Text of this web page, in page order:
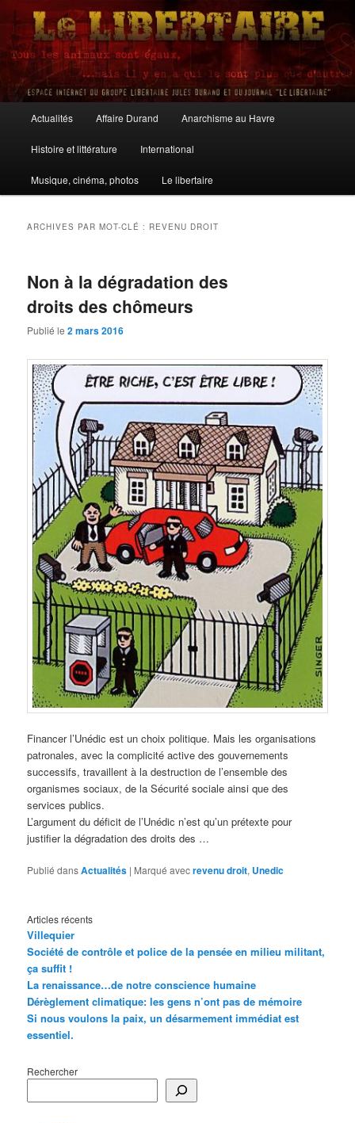
Aller
contenu
principal
Aller
contenu
secondaire
Le Libertaire
principal
Actualités Affaire Durand Anarchisme au Havre
Histoire et littérature International
Musique, cinéma, photos Le libertaire
ARCHIVES PAR MOT-CLÉ : REVENU DROIT
Non à la dégradation des
droits des chômeurs
Publié le2 mars 2016
Financer l’Unédic est un choix politique. Mais les organisations
patronales, avec la complicité active des gouvernements
successifs, travaillent à la destruction de l’ensemble des
organismes sociaux, de la Sécurité sociale ainsi que des
services publics.
L’argument du déficit de l’Unédic n’est qu’un prétexte pour
justifier la dégradation des droits des …
Publié dansActualités | Marqué avecrevenu droit, Unedic
Articles récents
Villequier
Société de contrôle et police de la pensée en milieu militant,
ça suffit !
La renaissance…de notre conscience humaine
Dérèglement climatique: les gens n’ont pas de mémoire
Si nous voulons la paix, un désarmement immédiat est
essentiel.
Rechercher